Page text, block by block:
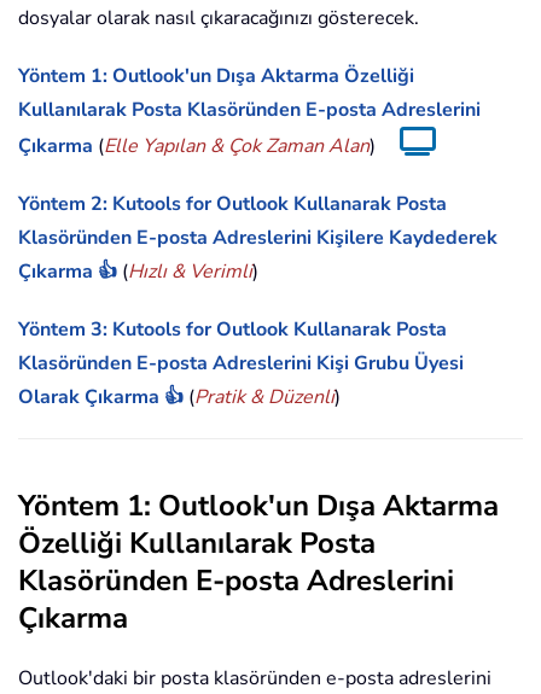
dosyalar olarak nasıl çıkaracağınızı gösterecek.
Yöntem 1: Outlook'un Dışa Aktarma Özelliği
Kullanılarak Posta Klasöründen E-posta Adreslerini
Çıkarma (Elle Yapılan & Çok Zaman Alan)
Yöntem 2: Kutools for Outlook Kullanarak Posta
Klasöründen E-posta Adreslerini Kişilere Kaydederek
Çıkarma 👍 (Hızlı & Verimli)
Yöntem 3: Kutools for Outlook Kullanarak Posta
Klasöründen E-posta Adreslerini Kişi Grubu Üyesi
Olarak Çıkarma 👍 (Pratik & Düzenli)
Yöntem 1: Outlook'un Dışa Aktarma
Özelliği Kullanılarak Posta
Klasöründen E-posta Adreslerini
Çıkarma
Outlook'daki bir posta klasöründen e-posta adreslerini